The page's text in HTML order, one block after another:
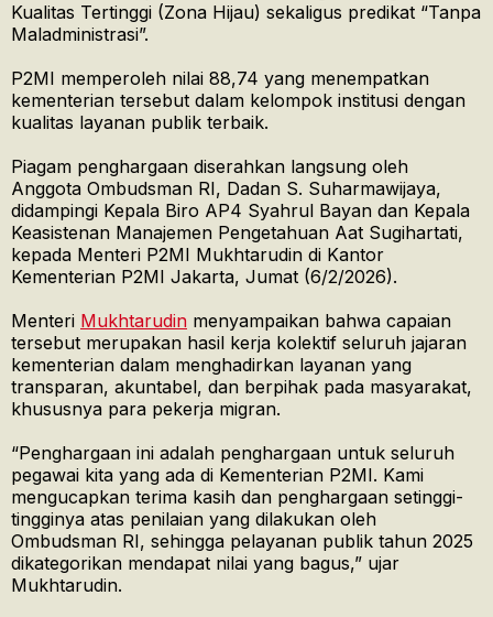
Kualitas Tertinggi (Zona Hijau) sekaligus predikat “Tanpa
Maladministrasi”.
P2MI memperoleh nilai 88,74 yang menempatkan
kementerian tersebut dalam kelompok institusi dengan
kualitas layanan publik terbaik.
Piagam penghargaan diserahkan langsung oleh
Anggota Ombudsman RI, Dadan S. Suharmawijaya,
didampingi Kepala Biro AP4 Syahrul Bayan dan Kepala
Keasistenan Manajemen Pengetahuan Aat Sugihartati,
kepada Menteri P2MI Mukhtarudin di Kantor
Kementerian P2MI Jakarta, Jumat (6/2/2026).
Menteri Mukhtarudin menyampaikan bahwa capaian
tersebut merupakan hasil kerja kolektif seluruh jajaran
kementerian dalam menghadirkan layanan yang
transparan, akuntabel, dan berpihak pada masyarakat,
khususnya para pekerja migran.
“Penghargaan ini adalah penghargaan untuk seluruh
pegawai kita yang ada di Kementerian P2MI. Kami
mengucapkan terima kasih dan penghargaan setinggi-
tingginya atas penilaian yang dilakukan oleh
Ombudsman RI, sehingga pelayanan publik tahun 2025
dikategorikan mendapat nilai yang bagus,” ujar
Mukhtarudin.